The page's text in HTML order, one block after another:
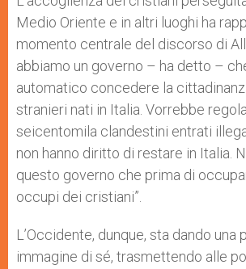
Medio Oriente e in altri luoghi ha
momento centrale del discorso di
abbiamo un governo – ha detto –
automatico concedere la
stranieri nati in Italia. Vorrebbe
seicentomila clandestini entrati
non hanno diritto di restare in Italia.
questo governo che prima di
occupi dei cristiani”.
L’Occidente, dunque, sta dando una
immagine di sé, trasmettendo alle